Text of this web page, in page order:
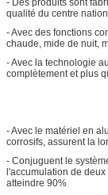
- Des produits sont
qualité du centre
- Avec des fonctions
chaude, mide de nuit,
- Avec la technologie
complètement et plus
- Avec le matériel en
corrosifs, assurent la
- Conjuguent le
l'accumulation de
atteindre 90%